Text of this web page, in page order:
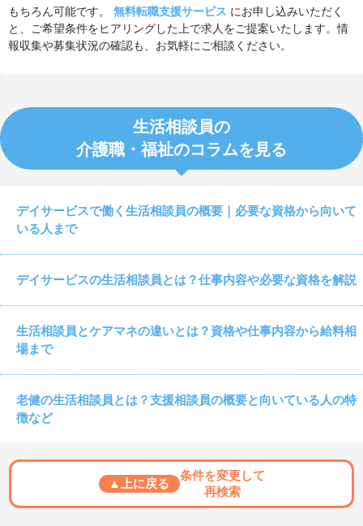
もちろん可能です。 無料転職支援サービス にお申し込みいただく
と、ご希望条件をヒアリングした上で求人をご提案いたします。情
報収集や募集状況の確認も、お気軽にご相談ください。
生活相談員の
介護職・福祉のコラムを見る
デイサービスで働く生活相談員の概要｜必要な資格から向いて
いる人まで
デイサービスの生活相談員とは？仕事内容や必要な資格を解説
生活相談員とケアマネの違いとは？資格や仕事内容から給料相
場まで
老健の生活相談員とは？支援相談員の概要と向いている人の特
徴など
▲上に戻る
条件を変更して
再検索